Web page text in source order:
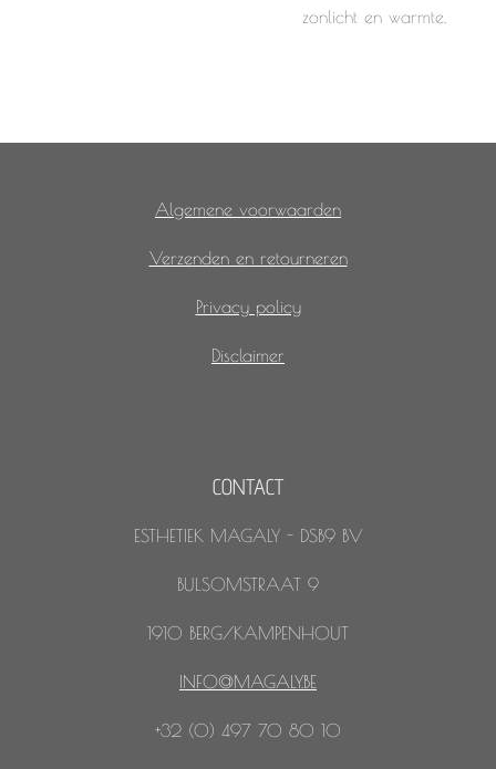
zonlicht en warmte.
Algemene voorwaarden
Verzenden en retourneren
Privacy policy
Disclaimer
CONTACT
ESTHETIEK MAGALY - DSB9 BV
BULSOMSTRAAT 9
1910 BERG/KAMPENHOUT
INFO@MAGALY.BE
+32 (0) 497 70 80 10